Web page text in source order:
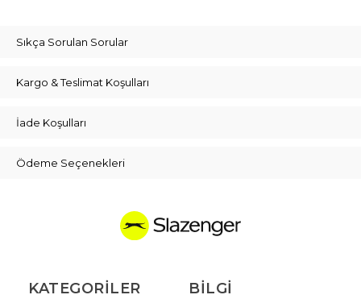
Sıkça Sorulan Sorular
Kargo & Teslimat Koşulları
İade Koşulları
Ödeme Seçenekleri
KATEGORILER BILGI